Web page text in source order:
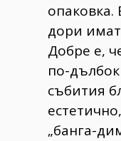
дори
Добре е,
по-
събития
„банга-